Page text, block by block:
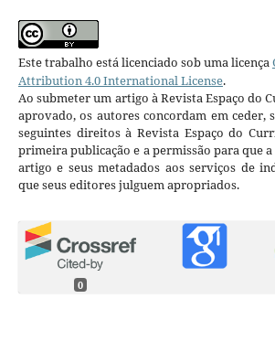
Este trabalho está licenciado sob uma licença
Attribution 4.0 International License.
Ao submeter um artigo à Revista Espaço do
aprovado, os autores concordam em ceder,
seguintes direitos à Revista Espaço do
primeira publicação e a permissão para que
artigo e seus metadados aos serviços de
que seus editores julguem apropriados.
0